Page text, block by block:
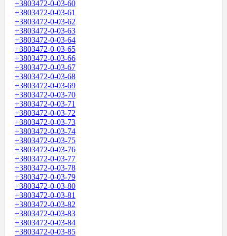
+3803472-0-03-60
+3803472-0-03-61
+3803472-0-03-62
+3803472-0-03-63
+3803472-0-03-64
+3803472-0-03-65
+3803472-0-03-66
+3803472-0-03-67
+3803472-0-03-68
+3803472-0-03-69
+3803472-0-03-70
+3803472-0-03-71
+3803472-0-03-72
+3803472-0-03-73
+3803472-0-03-74
+3803472-0-03-75
+3803472-0-03-76
+3803472-0-03-77
+3803472-0-03-78
+3803472-0-03-79
+3803472-0-03-80
+3803472-0-03-81
+3803472-0-03-82
+3803472-0-03-83
+3803472-0-03-84
+3803472-0-03-85